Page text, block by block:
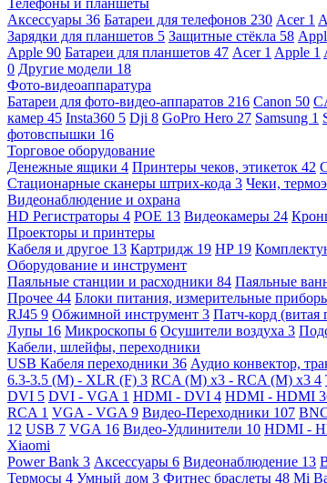
Аксессуары 36 Батареи для телефонов 230 Acer 1
Зарядки для планшетов 5 Защитные стёкла 58
Apple 90 Батареи для планшетов 47 Acer 1 Apple 1
0 Другие модели 18
Фото-видеоаппаратура
Батареи для фото-видео-аппаратов 216 Canon 50
камер 45 Insta360 5 Dji 8 GoPro Hero 27 Samsung 1
фотовспышки 16
Торговое оборудование
Денежные ящики 4 Принтеры чеков, этикеток 42
Стационарные сканеры штрих-кода 3 Чеки,
Видеонаблюдение и охрана
HD Регистраторы 4 POE 13 Видеокамеры 24
Проекторы и принтеры
Кабеля и другое 13 Картридж 19 HP 19
Оборудование и инструмент
Паяльные станции и расходники 84 Паяльные
Прочее 44 Блоки питания, измерительные
RJ45 9 Обжимной инструмент 3 Патч-корд (витая
Лупы 16 Микроскопы 6 Осушители воздуха 3
Кабели, шлейфы, переходники
USB Кабеля переходники 36 Аудио конвектор,
6.3-3.5 (M) - XLR (F) 3 RCA (M) x3 - RCA (M) x3 4
DVI 5 DVI - VGA 1 HDMI - DVI 4 HDMI - HDMI
RCA 1 VGA - VGA 9 Видео-Переходники 107
12 USB 7 VGA 16 Видео-Удлинители 10 HDMI -
Xiaomi
Power Bank 3 Аксессуары 6 Видеонаблюдение 13
Термосы 4 Умный дом 3 Фитнес браслеты 48 Mi